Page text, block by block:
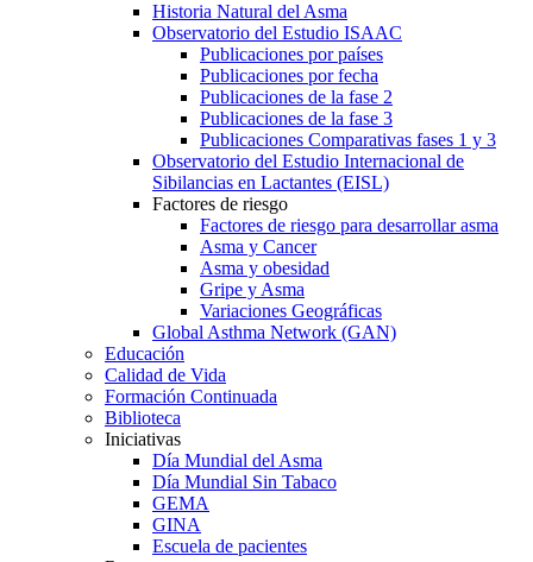
Historia Natural del Asma
Observatorio del Estudio ISAAC
Publicaciones por países
Publicaciones por fecha
Publicaciones de la fase 2
Publicaciones de la fase 3
Publicaciones Comparativas fases 1 y 3
Observatorio del Estudio Internacional de
Sibilancias en Lactantes (EISL)
Factores de riesgo
Factores de riesgo para desarrollar asma
Asma y Cancer
Asma y obesidad
Gripe y Asma
Variaciones Geográficas
Global Asthma Network (GAN)
Educación
Calidad de Vida
Formación Continuada
Biblioteca
Iniciativas
Día Mundial del Asma
Día Mundial Sin Tabaco
GEMA
GINA
Escuela de pacientes